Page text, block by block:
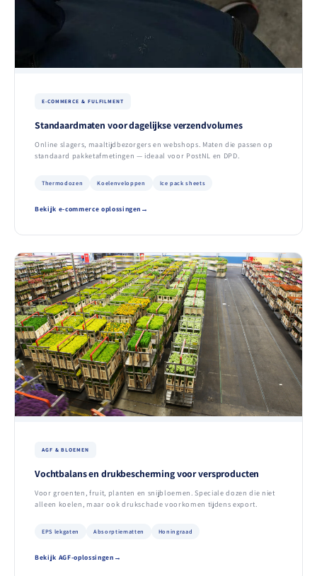
E-COMMERCE & FULFILMENT
Standaardmaten voor dagelijkse verzendvolumes
Online slagers, maaltijdbezorgers en webshops. Maten die passen op
standaard pakketafmetingen — ideaal voor PostNL en DPD.
Thermodozen Koelenveloppen Ice pack sheets
Bekijk e-commerce oplossingen
AGF & BLOEMEN
Vochtbalans en drukbescherming voor versproducten
Voor groenten, fruit, planten en snijbloemen. Speciale dozen die niet
alleen koelen, maar ook drukschade voorkomen tijdens export.
EPS lekgaten Absorptiematten Honingraad
Bekijk AGF-oplossingen